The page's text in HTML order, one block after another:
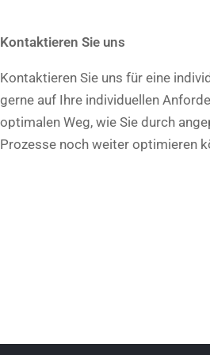
Kontaktieren Sie uns
Kontaktieren Sie uns für eine
gerne auf Ihre individuellen
optimalen Weg, wie Sie durch
Prozesse noch weiter optimieren